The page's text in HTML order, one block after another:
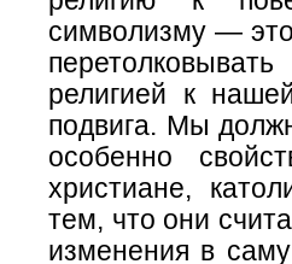
символизму —
религией к
подвига. Мы
особенно
христиане,
тем, что они
изменения в